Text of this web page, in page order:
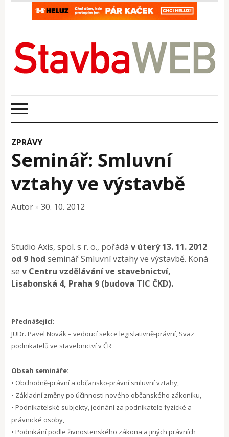
ZPRÁVY
Seminář: Smluvní
vztahy ve výstavbě
Autor × 30. 10. 2012
Studio Axis, spol. s r. o., pořádáv úterý 13. 11. 2012
od 9 hod seminář Smluvní vztahy ve výstavbě. Koná
sev Centru vzdělávání ve stavebnictví,
Lisabonská 4, Praha 9 (budova TIC ČKD).
Přednášející:
JUDr. Pavel Novák – vedoucí sekce legislativně-právní, Svaz
podnikatelů ve stavebnictví v ČR
Obsah semináře:
• Obchodně-právní a občansko-právní smluvní vztahy,
• Základní změny po účinnosti nového občanského zákoníku,
• Podnikatelské subjekty, jednání za podnikatele fyzické a
právnické osoby,
• Podnikání podle živnostenského zákona a jiných právních